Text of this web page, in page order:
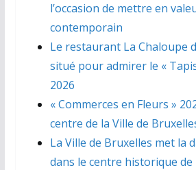
l’occasion de mettre en
contemporain
Le restaurant La Chaloupe
situé pour admirer le «
2026
« Commerces en Fleurs »
centre de la Ville de
La Ville de Bruxelles met la
dans le centre historique de